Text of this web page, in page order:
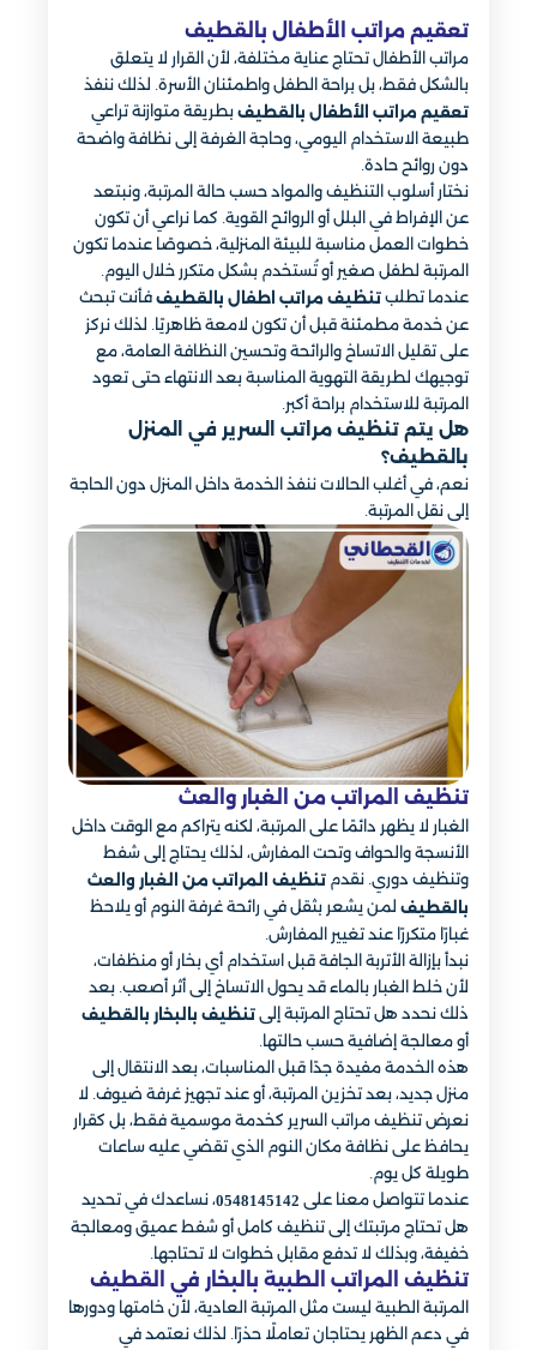
تعقيم مراتب الأطفال بالقطيف
مراتب الأطفال تحتاج عناية مختلفة، لأن القرار لا يتعلق
بالشكل فقط، بل براحة الطفل واطمئنان الأسرة. لذلك ننفذ
تعقيم مراتب الأطفال بالقطيف بطريقة متوازنة تراعي
طبيعة الاستخدام اليومي، وحاجة الغرفة إلى نظافة واضحة
دون روائح حادة.
نختار أسلوب التنظيف والمواد حسب حالة المرتبة، ونبتعد
عن الإفراط في البلل أو الروائح القوية. كما نراعي أن تكون
خطوات العمل مناسبة للبيئة المنزلية، خصوصًا عندما تكون
المرتبة لطفل صغير أو تُستخدم بشكل متكرر خلال اليوم.
عندما تطلب تنظيف مراتب اطفال بالقطيف فأنت تبحث
عن خدمة مطمئنة قبل أن تكون لامعة ظاهريًا. لذلك نركز
على تقليل الاتساخ والرائحة وتحسين النظافة العامة، مع
توجيهك لطريقة التهوية المناسبة بعد الانتهاء حتى تعود
المرتبة للاستخدام براحة أكبر.
هل يتم تنظيف مراتب السرير في المنزل
بالقطيف؟
نعم، في أغلب الحالات ننفذ الخدمة داخل المنزل دون الحاجة
إلى نقل المرتبة.
تنظيف المراتب من الغبار والعث
الغبار لا يظهر دائمًا على المرتبة، لكنه يتراكم مع الوقت داخل
الأنسجة والحواف وتحت المفارش، لذلك يحتاج إلى شفط
وتنظيف دوري. نقدم تنظيف المراتب من الغبار والعث
بالقطيف لمن يشعر بثقل في رائحة غرفة النوم أو يلاحظ
غبارًا متكررًا عند تغيير المفارش.
نبدأ بإزالة الأتربة الجافة قبل استخدام أي بخار أو منظفات،
لأن خلط الغبار بالماء قد يحول الاتساخ إلى أثر أصعب. بعد
ذلك نحدد هل تحتاج المرتبة إلى تنظيف بالبخار بالقطيف
أو معالجة إضافية حسب حالتها.
هذه الخدمة مفيدة جدًا قبل المناسبات، بعد الانتقال إلى
منزل جديد، بعد تخزين المرتبة، أو عند تجهيز غرفة ضيوف. لا
نعرض تنظيف مراتب السرير كخدمة موسمية فقط، بل كقرار
يحافظ على نظافة مكان النوم الذي تقضي عليه ساعات
طويلة كل يوم.
عندما تتواصل معنا على 0548145142، نساعدك في تحديد
هل تحتاج مرتبتك إلى تنظيف كامل أو شفط عميق ومعالجة
خفيفة، وبذلك لا تدفع مقابل خطوات لا تحتاجها.
تنظيف المراتب الطبية بالبخار في القطيف
المرتبة الطبية ليست مثل المرتبة العادية، لأن خامتها ودورها
في دعم الظهر يحتاجان تعاملًا حذرًا. لذلك نعتمد في